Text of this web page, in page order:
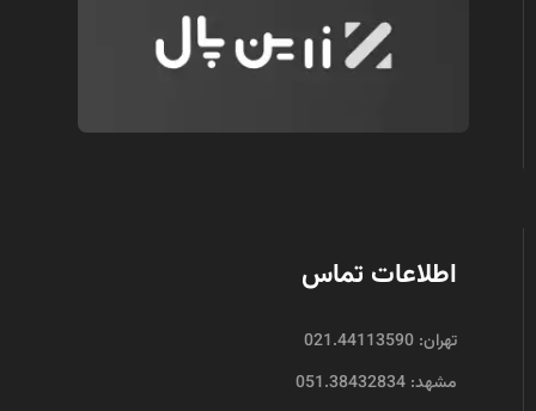
اطلاعات تماس
تهران: 021.44113590
مشهد: 051.38432834